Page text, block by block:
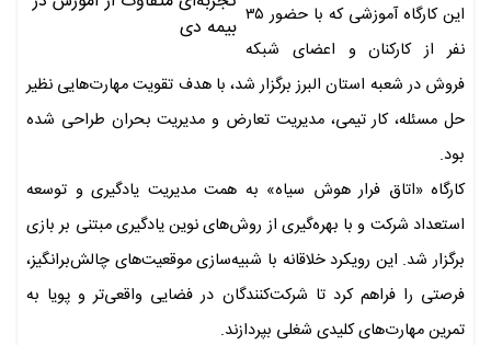
این کارگاه آموزشی که با حضور ۳۵
نفر از کارکنان و اعضای شبکه
فروش در شعبه استان البرز برگزار شد، با هدف تقویت مهارت‌هایی نظیر
حل مسئله، کار تیمی، مدیریت تعارض و مدیریت بحران طراحی شده
بود.
کارگاه «اتاق فرار هوش سیاه» به همت مدیریت یادگیری و توسعه
استعداد شرکت و با بهره‌گیری از روش‌های نوین یادگیری مبتنی بر بازی
برگزار شد. این رویکرد خلاقانه با شبیه‌سازی موقعیت‌های چالش‌برانگیز،
فرصتی را فراهم کرد تا شرکت‌کنندگان در فضایی واقعی‌تر و پویا به
تمرین مهارت‌های کلیدی شغلی بپردازند.